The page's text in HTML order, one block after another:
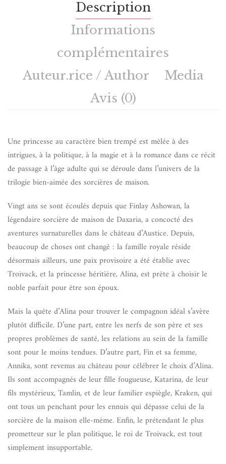
Description
Informations
complémentaires
Auteur.rice / Author
Media
Avis (0)
Une princesse au caractère bien trempé est mêlée à des
intrigues, à la politique, à la magie et à la romance dans ce récit
de passage à l’âge adulte qui se déroule dans l’univers de la
trilogie bien-aimée des sorcières de maison.
Vingt ans se sont écoulés depuis que Finlay Ashowan, la
légendaire sorcière de maison de Daxaria, a concocté des
aventures surnaturelles dans le château d’Austice. Depuis,
beaucoup de choses ont changé : la famille royale réside
désormais ailleurs, une paix provisoire a été établie avec
Troivack, et la princesse héritière, Alina, est prête à choisir le
noble parfait pour être son époux.
Mais la quête d’Alina pour trouver le compagnon idéal s’avère
plutôt difficile. D’une part, entre les nerfs de son père et ses
propres problèmes de santé, les relations au sein de la famille
sont pour le moins tendues. D’autre part, Fin et sa femme,
Annika, sont revenus au château pour célébrer le choix d’Alina.
Ils sont accompagnés de leur fille fougueuse, Katarina, de leur
fils mystérieux, Tamlin, et de leur familier espiègle, Kraken, qui
ont tous un penchant pour les ennuis qui dépasse celui de la
sorcière de la maison elle-même. Enfin, le prétendant le plus
prometteur sur le plan politique, le roi de Troivack, est tout
simplement insupportable.